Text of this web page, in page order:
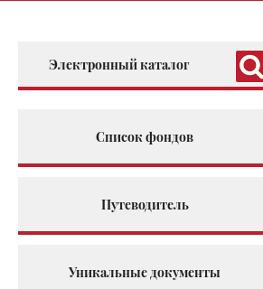
Электронный каталог
Список фондов
Путеводитель
Уникальные документы